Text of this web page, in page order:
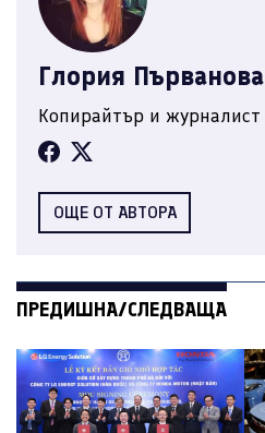
Глория Първанова
Копирайтър и журналист
ОЩЕ ОТ АВТОРА
ПРЕДИШНА/СЛЕДВАЩА